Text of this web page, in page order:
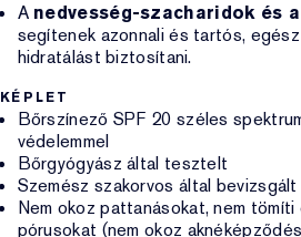
A nedvesség-szacharidok és
segítenek azonnali és tartós,
hidratálást biztosítani.
KÉPLET
Bőrszínező SPF 20 széles
védelemmel
Bőrgyógyász által tesztelt
Szemész szakorvos által bevizsgált
Nem okoz pattanásokat, nem tömíti
pórusokat (nem okoz